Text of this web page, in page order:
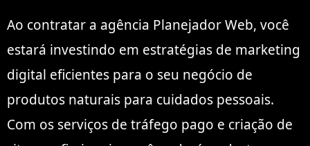
Ao contratar a agência Planejador Web, você
estará investindo em estratégias de marketing
digital eficientes para o seu negócio de
produtos naturais para cuidados pessoais.
Com os serviços de tráfego pago e criação de